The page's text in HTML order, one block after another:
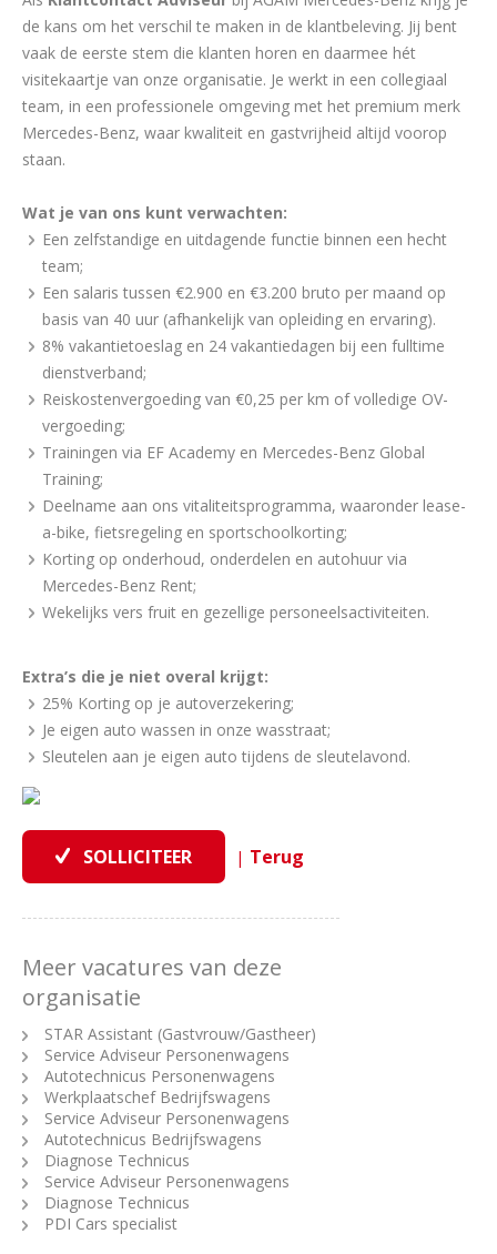
de kans om het verschil te maken in de klantbeleving. Jij bent
vaak de eerste stem die klanten horen en daarmee hét
visitekaartje van onze organisatie. Je werkt in een collegiaal
team, in een professionele omgeving met het premium merk
Mercedes-Benz, waar kwaliteit en gastvrijheid altijd voorop
staan.
Wat je van ons kunt verwachten:
Een zelfstandige en uitdagende functie binnen een hecht
team;
Een salaris tussen €2.900 en €3.200 bruto per maand op
basis van 40 uur (afhankelijk van opleiding en ervaring).
8% vakantietoeslag en 24 vakantiedagen bij een fulltime
dienstverband;
Reiskostenvergoeding van €0,25 per km of volledige OV-
vergoeding;
Trainingen via EF Academy en Mercedes-Benz Global
Training;
Deelname aan ons vitaliteitsprogramma, waaronder lease-
a-bike, fietsregeling en sportschoolkorting;
Korting op onderhoud, onderdelen en autohuur via
Mercedes-Benz Rent;
Wekelijks vers fruit en gezellige personeelsactiviteiten.
Extra’s die je niet overal krijgt:
25% Korting op je autoverzekering;
Je eigen auto wassen in onze wasstraat;
Sleutelen aan je eigen auto tijdens de sleutelavond.
|
Meer vacatures van deze
organisatie
STAR Assistant (Gastvrouw/Gastheer)
Service Adviseur Personenwagens
Autotechnicus Personenwagens
Werkplaatschef Bedrijfswagens
Service Adviseur Personenwagens
Autotechnicus Bedrijfswagens
Diagnose Technicus
Service Adviseur Personenwagens
Diagnose Technicus
PDI Cars specialist